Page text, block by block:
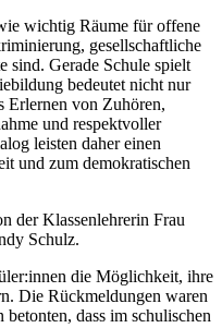
wichtig Räume für offene
gesellschaftliche
sind. Gerade Schule spielt
bedeutet nicht nur
Erlernen von Zuhören,
und respektvoller
leisten daher einen
und zum demokratischen
der Klassenlehrerin Frau
Schulz.
die Möglichkeit, ihre
Die Rückmeldungen waren
dass im schulischen